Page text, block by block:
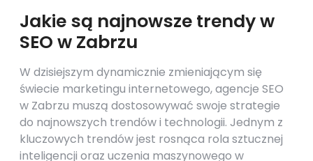
Jakie są najnowsze trendy w
SEO w Zabrzu
W dzisiejszym dynamicznie zmieniającym się
świecie marketingu internetowego, agencje SEO
w Zabrzu muszą dostosowywać swoje strategie
do najnowszych trendów i technologii. Jednym z
kluczowych trendów jest rosnąca rola sztucznej
inteligencji oraz uczenia maszynowego w